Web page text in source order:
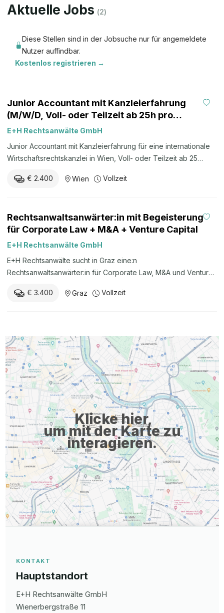
Aktuelle Jobs (2)
Diese Stellen sind in der Jobsuche nur für angemeldete
Nutzer auffindbar.
Kostenlos registrieren →
Junior Accountant mit Kanzleierfahrung
(M/W/D, Voll- oder Teilzeit ab 25h pro
Woche, Wien)
E+H Rechtsanwälte GmbH
Junior Accountant mit Kanzleierfahrung für eine internationale
Wirtschaftsrechtskanzlei in Wien, Voll- oder Teilzeit ab 25
€ 2.400
Wien Vollzeit
Rechtsanwaltsanwärter:in mit Begeisterung
für Corporate Law + M&A + Venture Capital
E+H Rechtsanwälte GmbH
E+H Rechtsanwälte sucht in Graz eine:n
Rechtsanwaltsanwärter:in für Corporate Law, M&A und Venture
€ 3.400
Graz Vollzeit
Klicke hier,
um mit der Karte zu
interagieren.
KONTAKT
Hauptstandort
E+H Rechtsanwälte GmbH
Wienerbergstraße 11